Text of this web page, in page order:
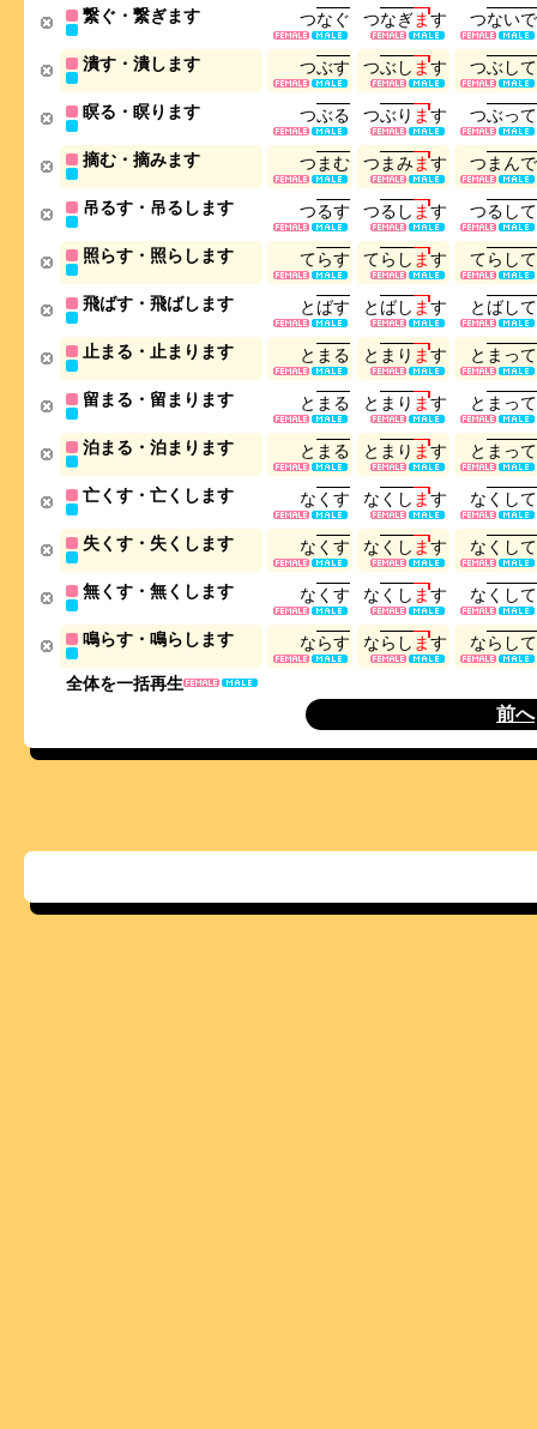
全体を一括再生
繋ぐ・繋ぎます つな ぐ つなぎます つないで
潰す・潰します つぶす つぶ し ます つぶ して
瞑る・瞑ります つぶる つぶ り ます つぶって
摘む・摘みます つ まむ つ まみます つ ま んで
吊るす・吊るします つるす つる し ます つる して
照らす・照らします てらす てら し ます てら して
飛ばす・飛ばします と ばす と ばし ます と ばして
止まる・止まります と ま る と ま り ます と ま って
留まる・留まります と ま る と ま り ます と ま って
泊まる・泊まります と ま る と ま り ます と ま って
亡くす・亡くします な く す な く し ます な く して
失くす・失くします な く す な く し ます な く して
無くす・無くします な く す な く し ます な く して
鳴らす・鳴らします ならす なら し ます なら して
前へ